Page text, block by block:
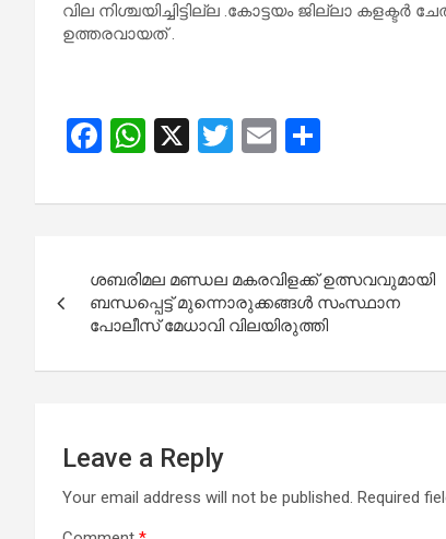
വില നിശ്ചയിച്ചിട്ടില്ല .കോട്ടയം ജില്ലാ
ഉത്തരവായത് .
F
ce
o
o
k
W
at
A
p
p
X
T
tt
E
ail ar
navigation
ശബരിമല മണ്ഡല മകരവിളക്ക് ഉത്സവവുമായി
ബന്ധപ്പെട്ട് മുന്നൊരുക്കങ്ങൾ സംസ്ഥാന
പോലീസ് മേധാവി വിലയിരുത്തി
Leave a Reply
Your email address will not be published. Required